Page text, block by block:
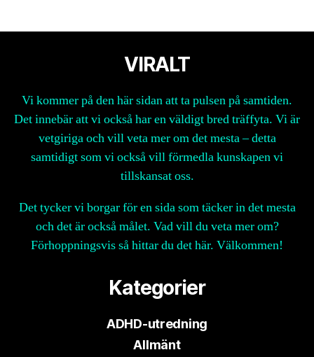
VIRALT
Vi kommer på den här sidan att ta pulsen på samtiden.
Det innebär att vi också har en väldigt bred träffyta. Vi är
vetgiriga och vill veta mer om det mesta – detta
samtidigt som vi också vill förmedla kunskapen vi
tillskansat oss.
Det tycker vi borgar för en sida som täcker in det mesta
och det är också målet. Vad vill du veta mer om?
Förhoppningsvis så hittar du det här. Välkommen!
Kategorier
ADHD-utredning
Allmänt